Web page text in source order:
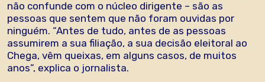
não confunde com o núcleo dirigente – são as
pessoas que sentem que não foram ouvidas por
ninguém. “Antes de tudo, antes de as pessoas
assumirem a sua filiação, a sua decisão eleitoral ao
Chega, vêm queixas, em alguns casos, de muitos
anos”, explica o jornalista.